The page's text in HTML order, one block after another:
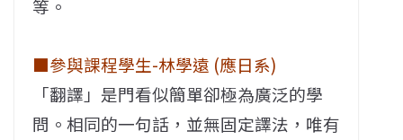
等。
■參與課程學生-林學遠 (應日系)
「翻譯」是門看似簡單卻極為廣泛的學
問。相同的一句話，並無固定譯法，唯有